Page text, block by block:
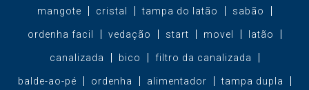
mangote cristal tampa do latão sabão
ordenha facil vedação start movel latão
canalizada bico filtro da canalizada
balde-ao-pé ordenha alimentador tampa dupla